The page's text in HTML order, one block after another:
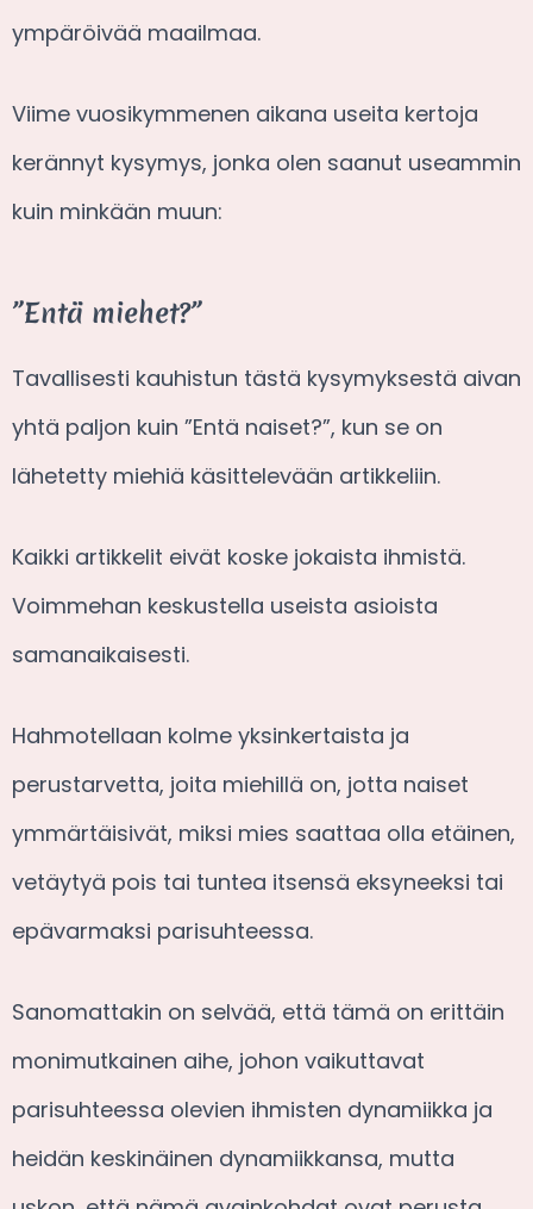
ympäröivää maailmaa.
Viime vuosikymmenen aikana useita kertoja
kerännyt kysymys, jonka olen saanut useammin
kuin minkään muun:
”Entä miehet?”
Tavallisesti kauhistun tästä kysymyksestä aivan
yhtä paljon kuin ”Entä naiset?”, kun se on
lähetetty miehiä käsittelevään artikkeliin.
Kaikki artikkelit eivät koske jokaista ihmistä.
Voimmehan keskustella useista asioista
samanaikaisesti.
Hahmotellaan kolme yksinkertaista ja
perustarvetta, joita miehillä on, jotta naiset
ymmärtäisivät, miksi mies saattaa olla etäinen,
vetäytyä pois tai tuntea itsensä eksyneeksi tai
epävarmaksi parisuhteessa.
Sanomattakin on selvää, että tämä on erittäin
monimutkainen aihe, johon vaikuttavat
parisuhteessa olevien ihmisten dynamiikka ja
heidän keskinäinen dynamiikkansa, mutta